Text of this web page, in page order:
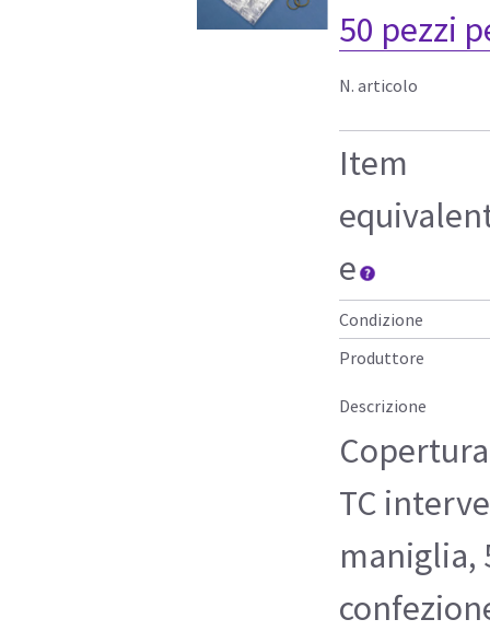
50 pezzi
N. articolo
Item
e
Condizione
Produttore
Descrizione
TC
maniglia,